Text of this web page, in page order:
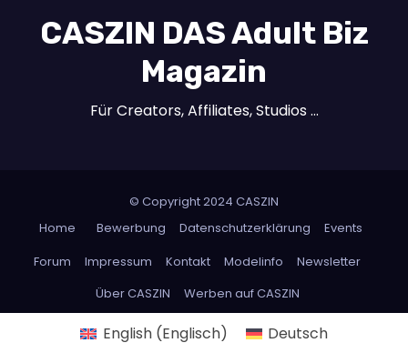
CASZIN DAS Adult Biz
Magazin
Für Creators, Affiliates, Studios …
© Copyright 2024 CASZIN
Home
Bewerbung Datenschutzerklärung
Events
Forum
Impressum Kontakt Modelinfo
Newsletter
Über CASZIN
Werben auf CASZIN
English(Englisch) Deutsch